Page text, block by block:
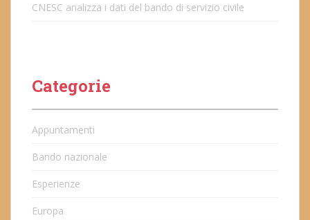
CNESC analizza i dati del bando di servizio civile
Categorie
Appuntamenti
Bando nazionale
Esperienze
Europa